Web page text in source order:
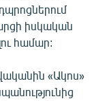
իսկական
համար:
«Ակոս»